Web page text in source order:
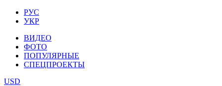
РУС
УКР
ВИДЕО
ФОТО
ПОПУЛЯРНЫЕ
СПЕЦПРОЕКТЫ
USD